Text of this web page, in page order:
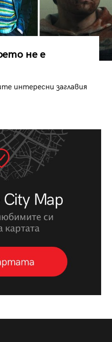
не е
интересни заглавия